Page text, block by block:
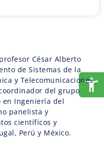
César Alberto
de Sistemas de la
y Telecomunicaciones
del grupo
en Ingeniería del
panelista y
científicos y
Perú y México.